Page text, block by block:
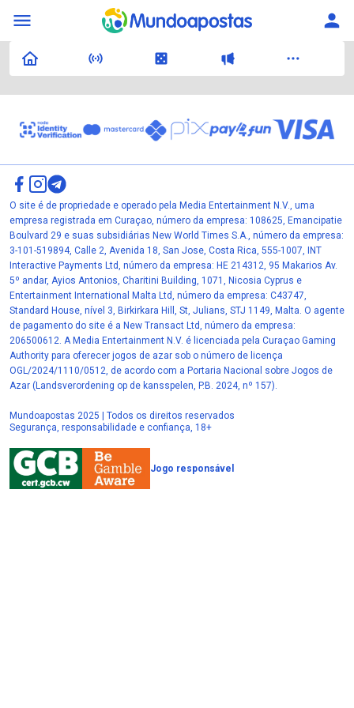
O site é de propriedade e operado pela Media Entertainment N.V., uma
empresa registrada em Curaçao, número da empresa: 108625, Emancipatie
Boulvard 29 e suas subsidiárias New World Times S.A., número da empresa:
3-101-519894, Calle 2, Avenida 18, San Jose, Costa Rica, 555-1007, INT
Interactive Payments Ltd, número da empresa: HE 214312, 95 Makarios Av.
5º andar, Ayios Antonios, Charitini Building, 1071, Nicosia Cyprus e
Entertainment International Malta Ltd, número da empresa: C43747,
Standard House, nível 3, Birkirkara Hill, St, Julians, STJ 1149, Malta. O agente
de pagamento do site é a New Transact Ltd, número da empresa:
206500612. A Media Entertainment N.V. é licenciada pela Curaçao Gaming
Authority para oferecer jogos de azar sob o número de licença
OGL/2024/1110/0512, de acordo com a Portaria Nacional sobre Jogos de
Azar (Landsverordening op de kansspelen, P.B. 2024, nº 157).
Mundoapostas 2025 | Todos os direitos reservados
Segurança, responsabilidade e confiança, 18+
Jogo responsável